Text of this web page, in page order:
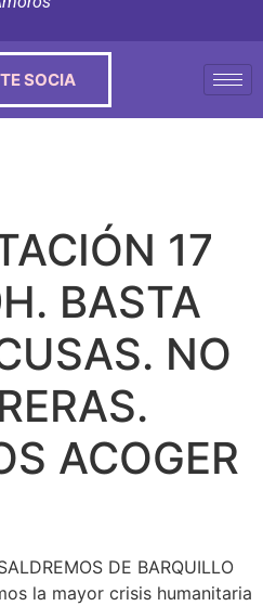
SOCIA
17
BASTA
NO
ACOGER
DE BARQUILLO
la mayor crisis humanitaria